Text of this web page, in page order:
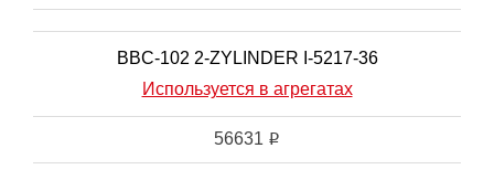
BBC-102 2-ZYLINDER I-5217-36
Используется в агрегатах
56631 i